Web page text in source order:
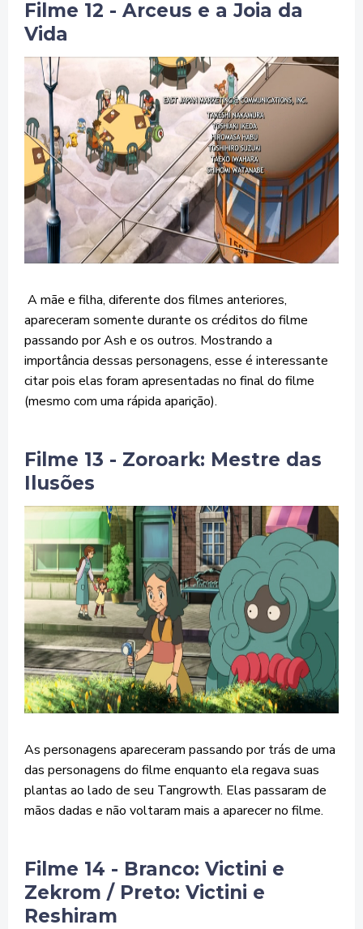
Filme 12 - Arceus e a Joia da
Vida
A mãe e filha, diferente dos filmes anteriores,
apareceram somente durante os créditos do filme
passando por Ash e os outros. Mostrando a
importância dessas personagens, esse é interessante
citar pois elas foram apresentadas no final do filme
(mesmo com uma rápida aparição).
Filme 13 - Zoroark: Mestre das
Ilusões
As personagens apareceram passando por trás de uma
das personagens do filme enquanto ela regava suas
plantas ao lado de seu Tangrowth. Elas passaram de
mãos dadas e não voltaram mais a aparecer no filme.
Filme 14 - Branco: Victini e
Zekrom / Preto: Victini e
Reshiram